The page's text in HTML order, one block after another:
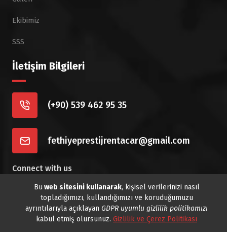
Ekibimiz
SSS
İletişim Bilgileri
(+90) 539 462 95 35
fethiyeprestijrentacar@gmail.com
Connect with us
Telif Hakkı © 2022 - 2025 www.fethiyeprestijrentacar.com -
Bu web sitesini kullanarak, kişisel verilerinizi nasıl
topladığımızı, kullandığımızı ve koruduğumuzu
ayrıntılarıyla açıklayan GDPR uyumlu gizlilik politikamızı
kabul etmiş olursunuz. Gizlilik ve Çerez Politikası